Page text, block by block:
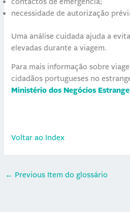
necessidade de autorização
Uma análise cuidada ajuda a
elevadas durante a viagem.
Para mais informação sobre
cidadãos portugueses no
Ministério dos Negócios
Voltar ao Index
← Previous Item do glossário